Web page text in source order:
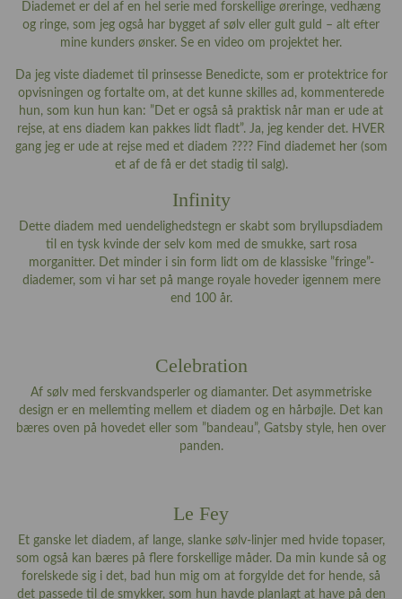
Diademet er del af en hel serie med forskellige øreringe, vedhæng
og ringe, som jeg også har bygget af sølv eller gult guld – alt efter
mine kunders ønsker. Se en video om projektet her.
Da jeg viste diademet til prinsesse Benedicte, som er protektrice for
opvisningen og fortalte om, at det kunne skilles ad, kommenterede
hun, som kun hun kan: ”Det er også så praktisk når man er ude at
rejse, at ens diadem kan pakkes lidt fladt”. Ja, jeg kender det. HVER
gang jeg er ude at rejse med et diadem ???? Find diademet her (som
et af de få er det stadig til salg).
Infinity
Dette diadem med uendelighedstegn er skabt som bryllupsdiadem
til en tysk kvinde der selv kom med de smukke, sart rosa
morganitter. Det minder i sin form lidt om de klassiske ”fringe”-
diademer, som vi har set på mange royale hoveder igennem mere
end 100 år.
Celebration
Af sølv med ferskvandsperler og diamanter. Det asymmetriske
design er en mellemting mellem et diadem og en hårbøjle. Det kan
bæres oven på hovedet eller som ”bandeau”, Gatsby style, hen over
panden.
Le Fey
Et ganske let diadem, af lange, slanke sølv-linjer med hvide topaser,
som også kan bæres på flere forskellige måder. Da min kunde så og
forelskede sig i det, bad hun mig om at forgylde det for hende, så
det passede til de smykker, som hun havde planlagt at have på den